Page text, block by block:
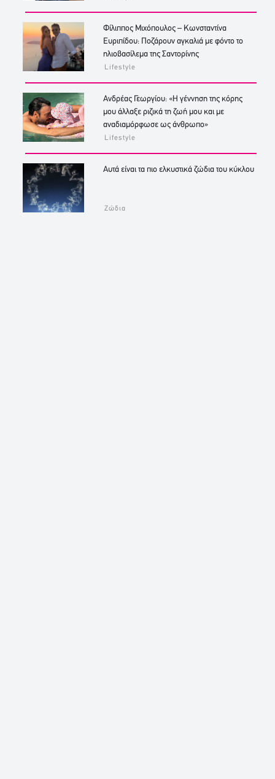
Φίλιππος Μιχόπουλος – Κωνσταντίνα
Ευριπίδου: Ποζάρουν αγκαλιά με φόντο το
ηλιοβασίλεμα της Σαντορίνης
Lifestyle
Ανδρέας Γεωργίου: «Η γέννηση της κόρης
μου άλλαξε ριζικά τη ζωή μου και με
αναδιαμόρφωσε ως άνθρωπο»
Lifestyle
Αυτά είναι τα πιο ελκυστικά ζώδια του κύκλου
Ζώδια